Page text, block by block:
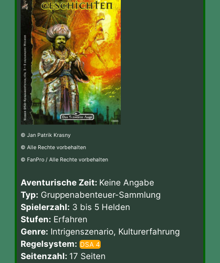
© Jan Patrik Krasny
© Alle Rechte vorbehalten
© FanPro / Alle Rechte vorbehalten
Aventurische Zeit: Keine Angabe
Typ: Gruppenabenteuer-Sammlung
Spielerzahl: 3 bis 5 Helden
Stufen: Erfahren
Genre: Intrigenszenario, Kulturerfahrung
Regelsystem: DSA 4
Seitenzahl: 17 Seiten